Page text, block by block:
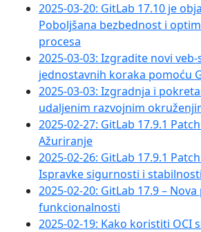
2025-03-20: GitLab 17.10 je
Poboljšana bezbednost i
procesa
2025-03-03: Izgradite novi
jednostavnih koraka pomoću
2025-03-03: Izgradnja i
udaljenim razvojnim
2025-02-27: GitLab 17.9.1
Ažuriranje
2025-02-26: GitLab 17.9.1
Ispravke sigurnosti i stabilnosti
2025-02-20: GitLab 17.9 –
funkcionalnosti
2025-02-19: Kako koristiti OCI